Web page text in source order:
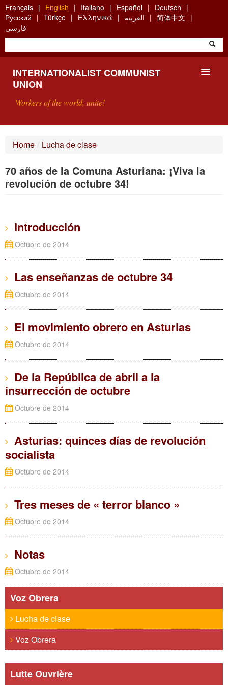
Skip
to
main
content
Français English Italiano Español
Deutsch
Русский
Türkçe Ελληνικά العربية
简体中文
فارسی
INTERNATIONALIST COMMUNIST
UNION
Workers of the world, unite!
SEARCH
Home / Lucha de clase
70 años de la Comuna Asturiana: ¡Viva la
revolución de octubre 34!
Introducción
Octubre de 2014
Las enseñanzas de octubre 34
Octubre de 2014
El movimiento obrero en Asturias
Octubre de 2014
De la República de abril a la
insurrección de octubre
Octubre de 2014
Asturias: quinces días de revolución
socialista
Octubre de 2014
Tres meses de « terror blanco »
Octubre de 2014
Notas
Octubre de 2014
Voz Obrera
Lucha de clase
Voz Obrera
Lutte Ouvrière